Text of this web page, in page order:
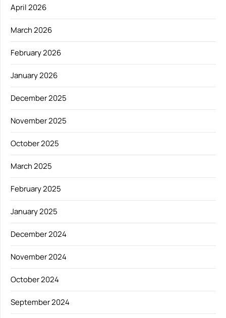
April 2026
March 2026
February 2026
January 2026
December 2025
November 2025
October 2025
March 2025
February 2025
January 2025
December 2024
November 2024
October 2024
September 2024